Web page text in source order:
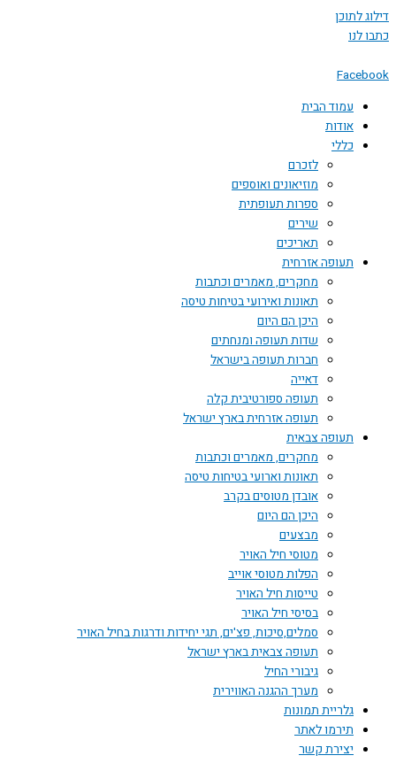
לתוכן
לנו
עמוד הבית
אודות
כללי
לזכרם
מוזיאונים ואוספים
ספרות תעופתית
שירים
תאריכים
תעופה אזרחית
מחקרים, מאמרים וכתבות
תאונות ואירועי בטיחות טיסה
היכן הם היום
שדות תעופה ומנחתים
חברות תעופה בישראל
דאייה
תעופה ספורטיבית קלה
תעופה אזרחית בארץ ישראל
תעופה צבאית
מחקרים, מאמרים וכתבות
תאונות וארועי בטיחות טיסה
אובדן מטוסים בקרב
היכן הם היום
מבצעים
מטוסי חיל האויר
הפלות מטוסי אוייב
טייסות חיל האויר
בסיסי חיל האויר
סמלים,סיכות, פצ'ים, תגי יחידות ודרגות בחיל האויר
תעופה צבאית בארץ ישראל
גיבורי החיל
מערך ההגנה האווירית
גלריית תמונות
תירמו לאתר
יצירת קשר